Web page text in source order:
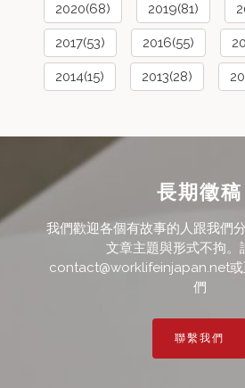
2020(68) 2019(81)
2017(53) 2016(55)
2014(15) 2013(28)
長期徵稿
我們歡迎各個有故事的人跟我們
文章主題與形式不拘。
contact@worklifeinjapan.net或
們
聯繫我們